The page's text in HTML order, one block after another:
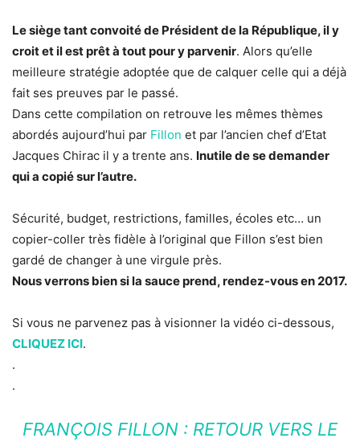
Le siège tant convoité de Président de la République, il y
croit et il est prêt à tout pour y parvenir. Alors qu’elle
meilleure stratégie adoptée que de calquer celle qui a déjà
fait ses preuves par le passé.
Dans cette compilation on retrouve les mêmes thèmes
abordés aujourd’hui par Fillon et par l’ancien chef d’Etat
Jacques Chirac il y a trente ans. Inutile de se demander
qui a copié sur l’autre.
Sécurité, budget, restrictions, familles, écoles etc… un
copier-coller très fidèle à l’original que Fillon s’est bien
gardé de changer à une virgule près.
Nous verrons bien si la sauce prend, rendez-vous en 2017.
Si vous ne parvenez pas à visionner la vidéo ci-dessous,
CLIQUEZ ICI.
.
.
FRANÇOIS FILLON : RETOUR VERS LE